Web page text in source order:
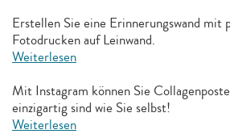
Erstellen Sie eine Erinnerungswand mit
Fotodrucken auf Leinwand.
Weiterlesen
Mit Instagram können Sie
einzigartig sind wie Sie selbst!
Weiterlesen